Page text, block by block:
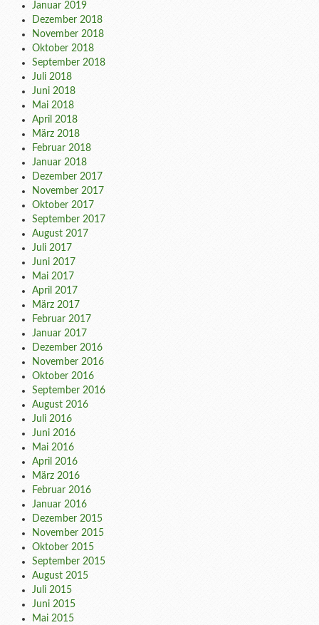
Januar 2019
Dezember 2018
November 2018
Oktober 2018
September 2018
Juli 2018
Juni 2018
Mai 2018
April 2018
März 2018
Februar 2018
Januar 2018
Dezember 2017
November 2017
Oktober 2017
September 2017
August 2017
Juli 2017
Juni 2017
Mai 2017
April 2017
März 2017
Februar 2017
Januar 2017
Dezember 2016
November 2016
Oktober 2016
September 2016
August 2016
Juli 2016
Juni 2016
Mai 2016
April 2016
März 2016
Februar 2016
Januar 2016
Dezember 2015
November 2015
Oktober 2015
September 2015
August 2015
Juli 2015
Juni 2015
Mai 2015